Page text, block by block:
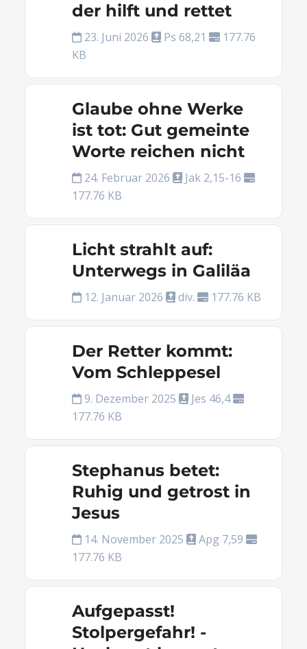
der hilft und rettet
23. Juni 2026 Ps 68,21
177.76
KB
Glaube ohne Werke
ist tot: Gut gemeinte
Worte reichen nicht
24. Februar 2026
Jak 2,15-16
177.76 KB
Licht strahlt auf:
Unterwegs in Galiläa
12. Januar 2026 div. 177.76 KB
Der Retter kommt:
Vom Schleppesel
9. Dezember 2025
Jes 46,4
177.76 KB
Stephanus betet:
Ruhig und getrost in
Jesus
14. November 2025
Apg 7,59
177.76 KB
Aufgepasst!
Stolpergefahr! -